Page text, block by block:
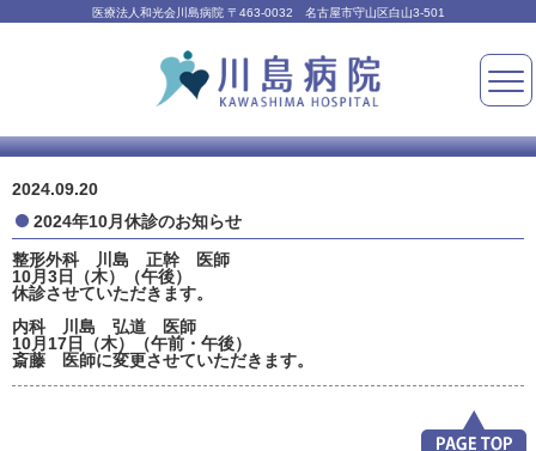
医療法人和光会川島病院 〒463-0032 名古屋市守山区白山3-501
2024.09.20
2024年10月休診のお知らせ
整形外科 川島 正幹 医師
10月3日（木）（午後）
休診させていただきます。
内科 川島 弘道 医師
10月17日（木）（午前・午後）
斎藤 医師に変更させていただきます。